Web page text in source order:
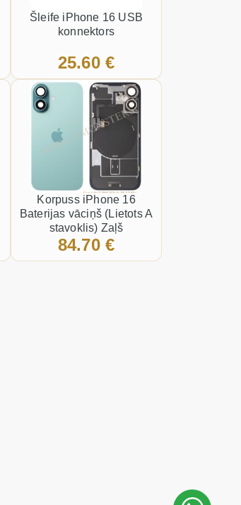
Šleife iPhone 16 USB
konnektors
25.60 €
Korpuss iPhone 16
Baterijas vāciņš (Lietots A
stavoklis) Zaļš
84.70 €